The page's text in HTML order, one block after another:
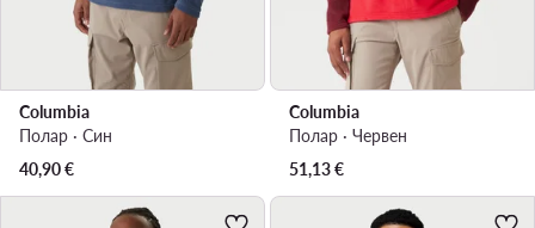
Columbia
Полар · Син
40,90€
Columbia
Полар · Червен
51,13€